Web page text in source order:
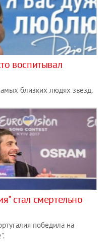
воспитывал
близких людях звезд.
стал смертельно
победила на